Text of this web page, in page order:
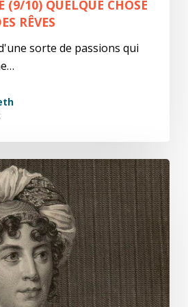
(9/10) QUELQUE CHOSE
RÊVES
sorte de passions qui